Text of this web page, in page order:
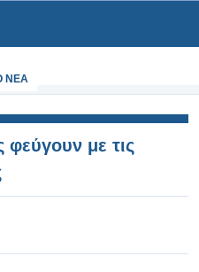
NEA
φεύγουν με τις